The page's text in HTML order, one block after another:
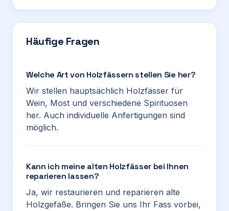
Häufige Fragen
Welche Art von Holzfässern stellen Sie her?
Wir stellen hauptsächlich Holzfässer für
Wein, Most und verschiedene Spirituosen
her. Auch individuelle Anfertigungen sind
möglich.
Kann ich meine alten Holzfässer bei Ihnen
reparieren lassen?
Ja, wir restaurieren und reparieren alte
Holzgefäße. Bringen Sie uns Ihr Fass vorbei,